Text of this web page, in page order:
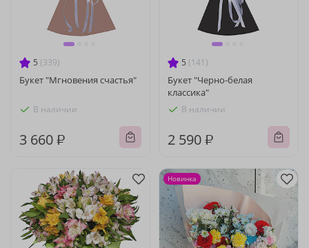
5 (339)
Букет "Мгновения счастья"
В наличии
3 660 ₽
5 (141)
Букет "Черно-белая
классика"
В наличии
2 590 ₽
Новинка